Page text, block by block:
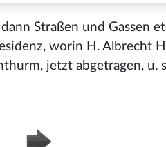
Straßen und Gassen
worin H. Albrecht
jetzt abgetragen, u.